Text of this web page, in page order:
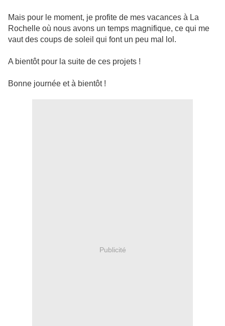
Mais pour le moment, je profite de mes vacances à La
Rochelle où nous avons un temps magnifique, ce qui me
vaut des coups de soleil qui font un peu mal lol.
A bientôt pour la suite de ces projets !
Bonne journée et à bientôt !
Publicité